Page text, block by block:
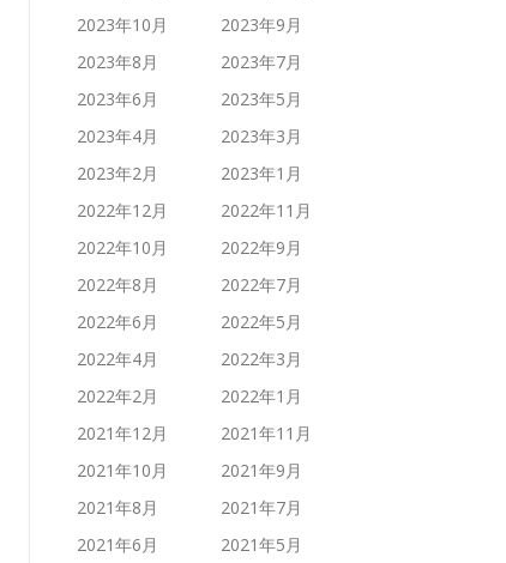
2023年10月
2023年9月
2023年8月
2023年7月
2023年6月
2023年5月
2023年4月
2023年3月
2023年2月
2023年1月
2022年12月
2022年11月
2022年10月
2022年9月
2022年8月
2022年7月
2022年6月
2022年5月
2022年4月
2022年3月
2022年2月
2022年1月
2021年12月
2021年11月
2021年10月
2021年9月
2021年8月
2021年7月
2021年6月
2021年5月